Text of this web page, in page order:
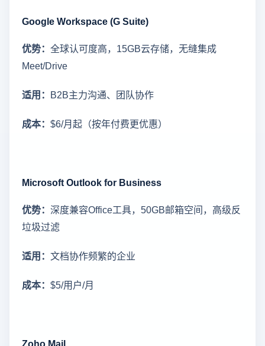
Google Workspace (G Suite)
优势： 全球认可度高，15GB云存储，无缝集成
Meet/Drive
适用： B2B主力沟通、团队协作
成本： $6/月起（按年付费更优惠）
Microsoft Outlook for Business
优势： 深度兼容Office工具，50GB邮箱空间，高级反
垃圾过滤
适用： 文档协作频繁的企业
成本： $5/用户/月